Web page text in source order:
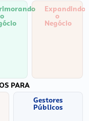
o
Expandindo
o
Negócio
PARA
Gestores
Públicos